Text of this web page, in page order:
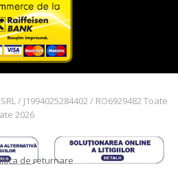
SRL / J1994025284402 / RO6929482 Toate
2026
de returnare